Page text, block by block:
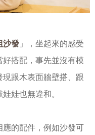
沙發 」，坐起來的感受
搭配，事先並沒有模
跟木表面牆壁搭、跟
娃也無違和。
應的配件，例如沙發可